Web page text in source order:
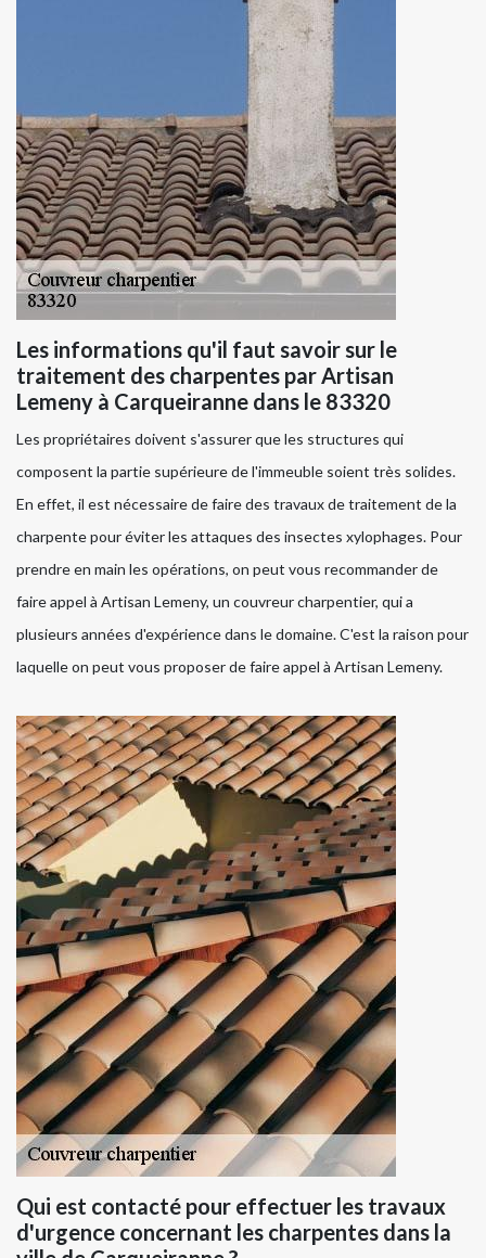
Les informations qu'il faut savoir sur le
traitement des charpentes par Artisan
Lemeny à Carqueiranne dans le 83320
Les propriétaires doivent s'assurer que les structures qui
composent la partie supérieure de l'immeuble soient très solides.
En effet, il est nécessaire de faire des travaux de traitement de la
charpente pour éviter les attaques des insectes xylophages. Pour
prendre en main les opérations, on peut vous recommander de
faire appel à Artisan Lemeny, un couvreur charpentier, qui a
plusieurs années d'expérience dans le domaine. C'est la raison pour
laquelle on peut vous proposer de faire appel à Artisan Lemeny.
Qui est contacté pour effectuer les travaux
d'urgence concernant les charpentes dans la